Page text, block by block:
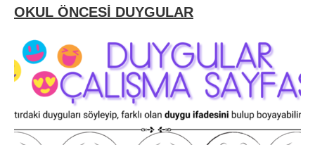
OKUL ÖNCESİ DUYGULAR